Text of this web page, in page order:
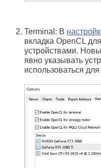
Terminal: В
вкладка OpenCL
устройствами.
явно указывать
использоваться для